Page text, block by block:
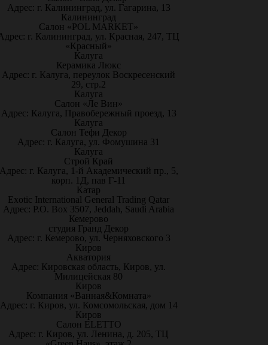
Адрес: г. Калининград, ул. Гагарина, 13
Калининград
Салон «POL MARKET»
г. Калининград, ул. Красная, 247, ТЦ
«Красный»
Калуга
Керамика Люкс
Адрес: г. Калуга, переулок Воскресенский
29, стр.2
Калуга
Салон «Ле Вин»
Адрес: Калуга, Правобережный проезд, 13
Калуга
Салон Тефи Декор
Адрес: г. Калуга, ул. Фомушина 31
Калуга
Строй Край
г. Калуга, 1-й Академический пр., 5,
корп. 1Д, пав Г-11
Катар
Exotic International General Trading Qatar
Адрес: P.O. Box 3507, Jeddah, Saudi Arabia
Кемерово
студия Гранд Декор
Адрес: г. Кемерово, ул. Черняховского 3
Киров
Акватория
Адрес: Кировская область, Киров, ул.
Милицейская 80
Киров
Компания «Ванная&Комната»
Адрес: г. Киров, ул. Комсомольская, дом 14
Киров
Салон ELETTO
Адрес: г. Киров, ул. Ленина, д. 205, ТЦ